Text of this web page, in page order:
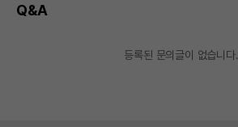
Q&A
등록된 문의글이 없습니다.